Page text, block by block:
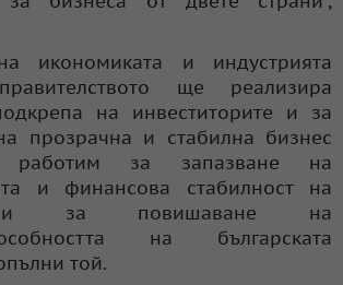
икономиката и индустрията
ще реализира
на инвеститорите и за
прозрачна и стабилна бизнес
работим за запазване на
и финансова стабилност на
и за повишаване на
на българската
той.